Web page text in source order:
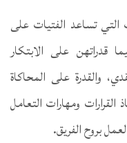
تساعد الفتيات على
قدراتهن على الابتكار
والقدرة على المحاكاة
ومهارات التعامل
بروح الفريق.